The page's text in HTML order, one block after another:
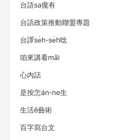
台語sa攏有
台語政策推動聯盟專題
台譯se̍h-se̍h唸
咱來講看māi
心內話
是按怎án-ne生
生活ê藝術
百字寫台文